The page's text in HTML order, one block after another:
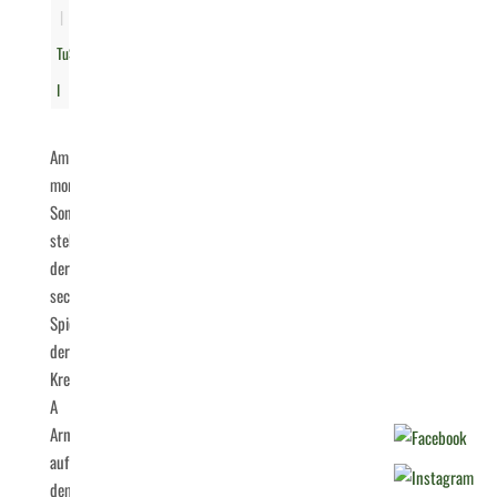
|
TuS
I
Am
morgigen
Sonntag
steht
der
sechste
Spieltag
der
Kreisliga
A
Arnsberg
auf
dem